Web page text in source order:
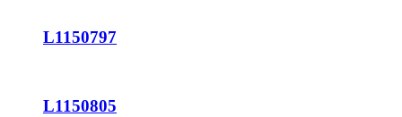
L1150797
L1150805